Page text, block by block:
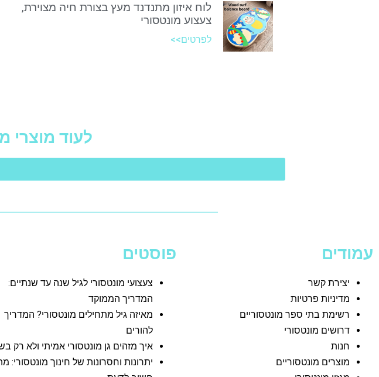
לוח איזון מתנדנד מעץ בצורת חיה מצוירת,
צעצוע מונטסורי
לפרטים>>
לעוד מוצרי
עמודים
יצירת קשר
מדיניות פרטיות
רשימת בתי ספר מונטסוריים
דרושים מונטסורי
חנות
מוצרים מונטסוריים
פוסטים
צעצועי מונטסורי לגיל שנה עד שנתיים:
המדריך הממוקד
מאיזה גיל מתחילים מונטסורי? המדריך
להורים
איך מזהים גן מונטסורי אמיתי ולא רק
יתרונות וחסרונות של חינוך מונטסורי: